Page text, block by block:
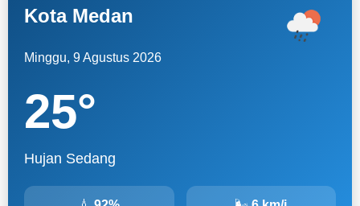
Kota Medan
Minggu, 9 Agustus 2026
25°
Hujan Sedang